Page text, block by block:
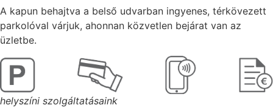
A kapun behajtva a belső udvarban ingyenes, térkövezett
parkolóval várjuk, ahonnan közvetlen bejárat van az
üzletbe.
helyszíni szolgáltatásaink